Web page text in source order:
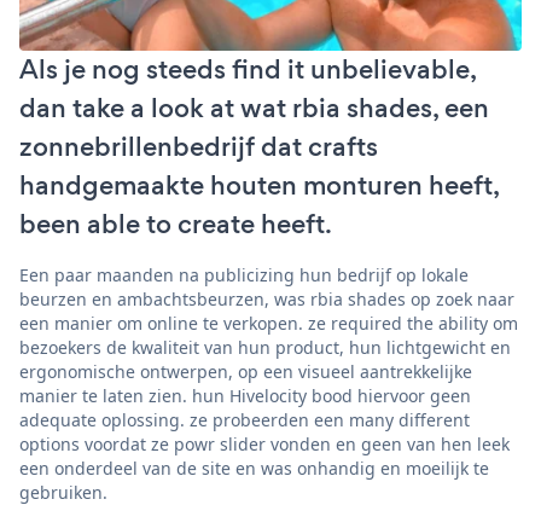
Als je nog steeds find it unbelievable,
dan take a look at wat rbia shades, een
zonnebrillenbedrijf dat crafts
handgemaakte houten monturen heeft,
been able to create heeft.
Een paar maanden na publicizing hun bedrijf op lokale
beurzen en ambachtsbeurzen, was rbia shades op zoek naar
een manier om online te verkopen. ze required the ability om
bezoekers de kwaliteit van hun product, hun lichtgewicht en
ergonomische ontwerpen, op een visueel aantrekkelijke
manier te laten zien. hun Hivelocity bood hiervoor geen
adequate oplossing. ze probeerden een many different
options voordat ze powr slider vonden en geen van hen leek
een onderdeel van de site en was onhandig en moeilijk te
gebruiken.